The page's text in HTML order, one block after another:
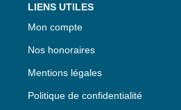
LIENS UTILES
Mon compte
Nos honoraires
Mentions légales
Politique de confidentialité